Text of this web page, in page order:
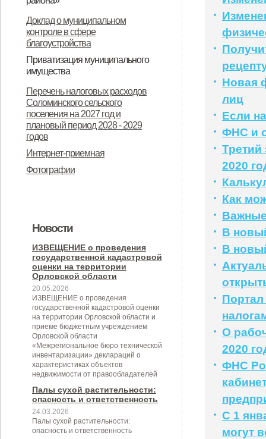
выплате детям отдельных
категорий военнослужащих».
(публичных) слушаний
Доклад о муниципальном
контроле в сфере
благоустройства
Приватизация муниципального
имущества
порядке планирования и принятия
решений об условиях
приватизации муниципального
имущества муниципального
образования Соломинское
района Орловской области
администрации Соломинского
сельского поселения
Дмитровского района Орловской
области об итогах приватизации и
продажи государственного и
Перечень налоговых расходов
Соломинского сельского
поселения на 2027 год и
плановый период 2028 - 2029
годов
Интернет-приемная
Фотографии
Новости
ИЗВЕЩЕНИЕ о проведения
государственной кадастровой
оценки на территории
Орловской области
20.05.2026
ИЗВЕЩЕНИЕ о проведения
государственной кадастровой оценки
на территории Орловской области и
приеме бюджетным учреждением
Орловской области
«Межрегиональное бюро технической
инвентаризации» деклараций о
характеристиках объектов
недвижимости от правообладателей
Палы сухой растительности:
опасность и ответственность
24.03.2026
Палы сухой растительности:
опасность и ответственность
Новая
лиц
Если
ФНС и
Третий
2020
Как
В
В
Портал
О
2020
ФНС
С 1
могут